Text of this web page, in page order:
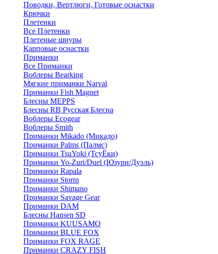
Поводки, Вертлюги, Готовые оснастки
Крючки
Плетенки
Все Плетенки
Плетеные шнуры
Карповые оснастки
Приманки
Все Приманки
Воблеры Bearking
Мягкие приманки Narval
Приманки Fish Magnet
Блесны MEPPS
Блесны RB Русская Блесна
Воблеры Ecogear
Воблеры Smith
Приманки Mikado (Микадо)
Приманки Palms (Палмс)
Приманки TsuYoki (ТсуЁки)
Приманки Yo-Zuri/Duel (Юзури/Дуэль)
Приманки Rapala
Приманки Storm
Приманки Shimano
Приманки Savage Gear
Приманки DAM
Блесны Hansen SD
Приманки KUUSAMO
Приманки BLUE FOX
Приманки FOX RAGE
Приманки CRAZY FISH